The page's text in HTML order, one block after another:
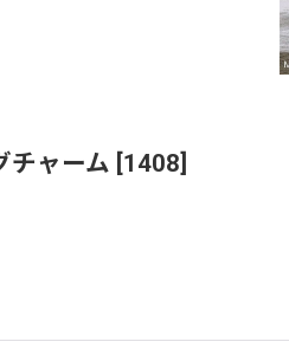
チャーム [1408]